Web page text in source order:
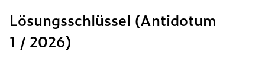
Lösungsschlüssel (Antidotum
1 / 2026)